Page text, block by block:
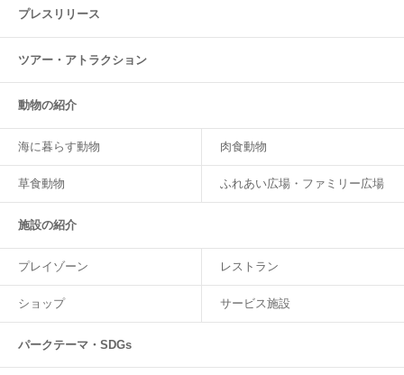
プレスリリース
ツアー・ アトラクション
動物の紹介
海に暮らす動物 肉食動物
草食動物 ふれあい広場・ファミリー広場
施設の紹介
プレイゾーン レストラン
ショップ サービス施設
パークテーマ・SDGs